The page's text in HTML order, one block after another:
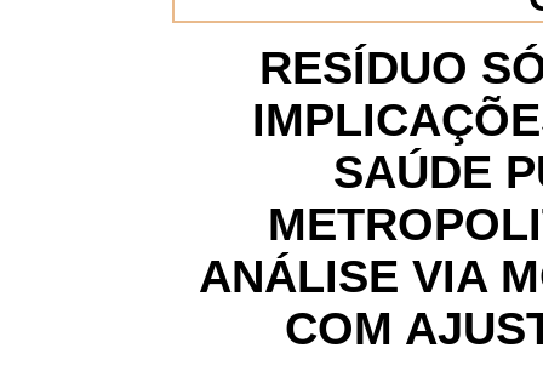
RESÍDUO
SAÚDE
ANÁLISE VIA
COM